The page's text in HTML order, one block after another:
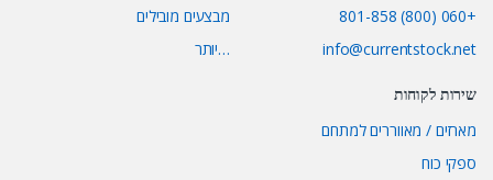
+060 (800) 801-858
info@currentstock.net
מבצעים מובילים
…יותר
שירות לקוחות
מארזים / מאווררים למתחם
ספקי כוח